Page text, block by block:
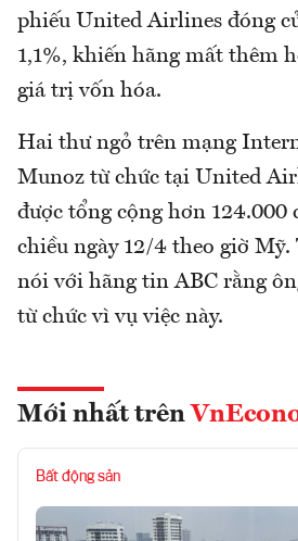
phiếu United Airlines đóng
1,1%, khiến hãng mất thêm
giá trị vốn hóa.
Hai thư ngỏ trên mạng
Munoz từ chức tại United
được tổng cộng hơn 124.000
chiều ngày 12/4 theo giờ
nói với hãng tin ABC rằng
từ chức vì vụ việc này.
Mới nhất trên
Bất động sản